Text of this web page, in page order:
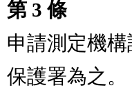
第 3 條
申請測定機
保護署為之。